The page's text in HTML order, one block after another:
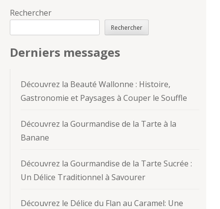
Rechercher
Rechercher
Derniers messages
Découvrez la Beauté Wallonne : Histoire,
Gastronomie et Paysages à Couper le Souffle
Découvrez la Gourmandise de la Tarte à la
Banane
Découvrez la Gourmandise de la Tarte Sucrée :
Un Délice Traditionnel à Savourer
Découvrez le Délice du Flan au Caramel: Une